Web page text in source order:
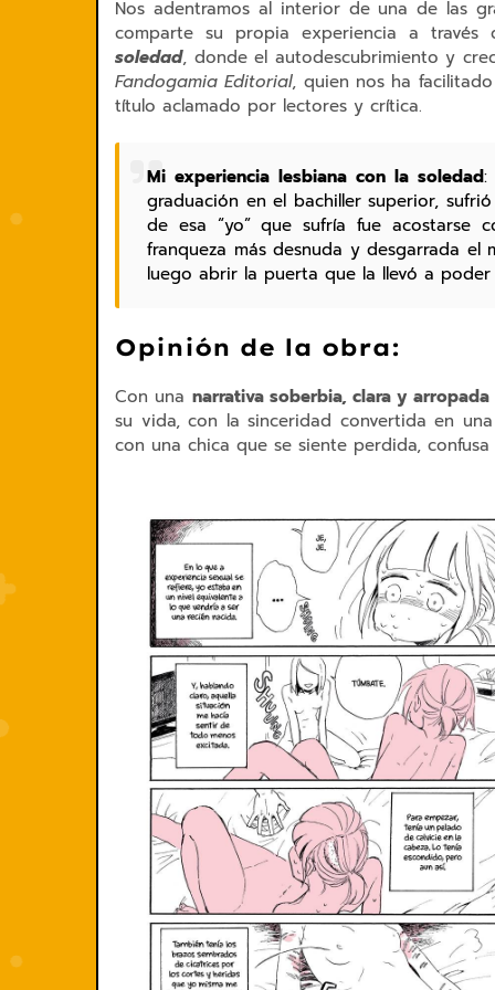
Nos adentramos al interior de una de las
comparte su propia experiencia a
soledad, donde el autodescubrimiento y
Fandogamia Editorial, quien nos ha
título aclamado por lectores y crítica.
Mi experiencia lesbiana con la soledad:
graduación en el bachiller superior,
de esa “yo” que sufría fue acostarse
franqueza más desnuda y desgarrada
luego abrir la puerta que la llevó a poder
Opinión de la obra:
Con una narrativa soberbia, clara y
su vida, con la sinceridad convertida en
con una chica que se siente perdida,